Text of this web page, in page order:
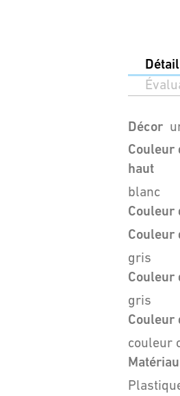
Décor
Couleur
haut
blanc
Couleur
Couleur
gris
Couleur
gris
Couleur
couleur